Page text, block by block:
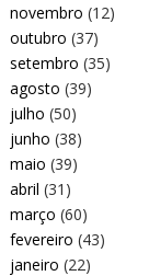
novembro (12)
outubro (37)
setembro (35)
agosto (39)
julho (50)
junho (38)
maio (39)
abril (31)
março (60)
fevereiro (43)
janeiro (22)